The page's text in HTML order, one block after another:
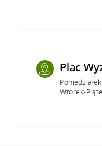
Plac
Wtorek-